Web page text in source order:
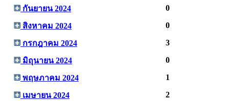
กันยายน 2024 0
สิงหาคม 2024 0
กรกฎาคม 2024 3
มิถุนายน 2024 0
พฤษภาคม 2024 1
เมษายน 2024 2